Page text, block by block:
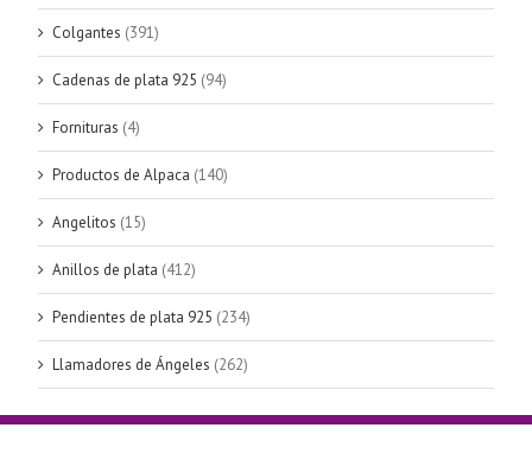
Colgantes (391)
Cadenas de plata 925 (94)
Fornituras (4)
Productos de Alpaca (140)
Angelitos (15)
Anillos de plata (412)
Pendientes de plata 925 (234)
Llamadores de Ángeles (262)